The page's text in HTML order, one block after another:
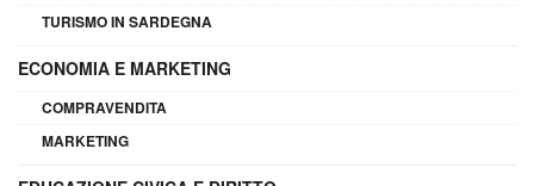
TURISMO IN SARDEGNA
ECONOMIA E MARKETING
COMPRAVENDITA
MARKETING